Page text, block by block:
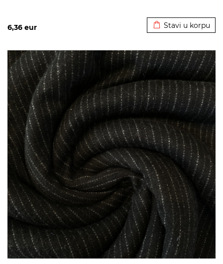
6,36 eur Stavi u korpu